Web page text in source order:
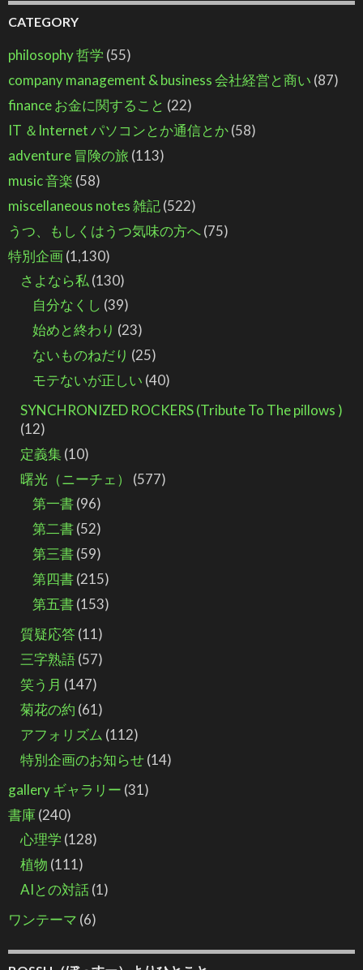
CATEGORY
philosophy 哲学 (55)
company management & business 会社経営と商い (87)
finance お金に関すること (22)
IT ＆Internet パソコンとか通信とか(58)
adventure 冒険の旅 (113)
music 音楽 (58)
miscellaneous notes 雑記(522)
うつ、もしくはうつ気味の方へ(75)
特別企画(1,130)
さよなら私 (130)
自分なくし (39)
始めと終わり (23)
ないものねだり (25)
モテないが正しい (40)
SYNCHRONIZED ROCKERS (Tribute To The pillows )
(12)
定義集(10)
曙光（ニーチェ）
(577)
第一書(96)
第二書(52)
第三書(59)
第四書(215)
第五書(153)
質疑応答(11)
三字熟語(57)
笑う月 (147)
菊花の約 (61)
アフォリズム (112)
特別企画のお知らせ(14)
gallery ギャラリー (31)
書庫(240)
心理学 (128)
植物 (111)
AIとの対話(1)
ワンテーマ (6)